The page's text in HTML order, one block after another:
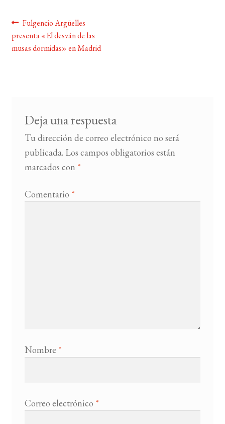
Navegación
de
Anterior:
Fulgencio Argüelles
presenta «El desván de las
musas dormidas» en Madrid
Deja una respuesta
Tu dirección de correo electrónico no será
publicada. Los campos obligatorios están
marcados con *
Comentario *
Nombre *
Correo electrónico *